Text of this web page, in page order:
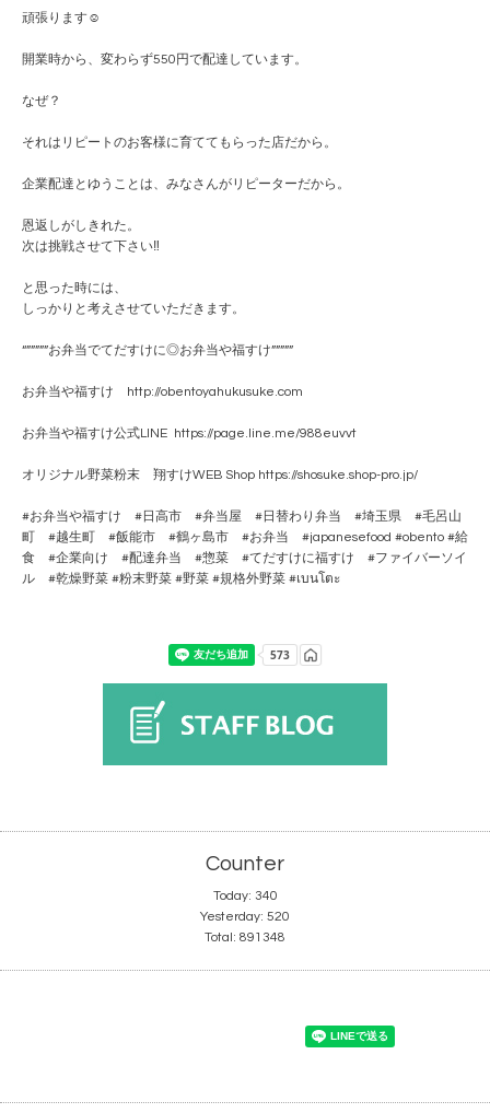
頑張ります☺️
開業時から、変わらず550円で配達しています。
なぜ？
それはリピートのお客様に育ててもらった店だから。
企業配達とゆうことは、みなさんがリピーターだから。
恩返しがしきれた。
次は挑戦させて下さい‼️
と思った時には、
しっかりと考えさせていただきます。
“”””””お弁当でてだすけに◎お弁当や福すけ”””””
お弁当や福すけ http://obentoyahukusuke.com
お弁当や福すけ公式LINE https://page.line.me/988euvvt
オリジナル野菜粉末 翔すけWEB Shop https://shosuke.shop-pro.jp/
#お弁当や福すけ #日高市 #弁当屋 #日替わり弁当 #埼玉県 #毛呂山
町 #越生町 #飯能市 #鶴ヶ島市 #お弁当 #japanesefood #obento #給
食 #企業向け #配達弁当 #惣菜 #てだすけに福すけ #ファイバーソイ
ル #乾燥野菜 #粉末野菜 #野菜 #規格外野菜 #เบนโตะ
Counter
Today: 340
Yesterday: 520
Total: 891348